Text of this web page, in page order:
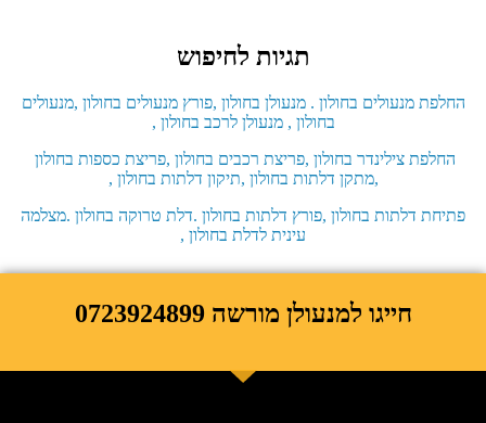
תגיות לחיפוש
החלפת מנעולים בחולון . מנעולן בחולון ,פורץ מנעולים בחולון ,מנעולים
בחולון , מנעולן לרכב בחולון ,
החלפת צילינדר בחולון ,פריצת רכבים בחולון ,פריצת כספות בחולון
,מתקן דלתות בחולון ,תיקון דלתות בחולון ,
פתיחת דלתות בחולון ,פורץ דלתות בחולון .דלת טרוקה בחולון .מצלמה
עינית לדלת בחולון ,
חייגו למנעולן מורשה 0723924899